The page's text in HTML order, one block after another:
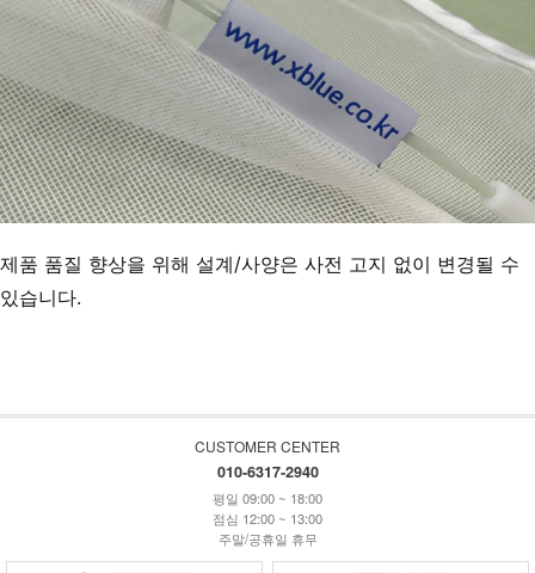
제품 품질 향상을 위해 설계/사양은 사전 고지 없이 변경될 수
있습니다.
CUSTOMER CENTER
010-6317-2940
평일 09:00 ~ 18:00
점심 12:00 ~ 13:00
주말/공휴일 휴무